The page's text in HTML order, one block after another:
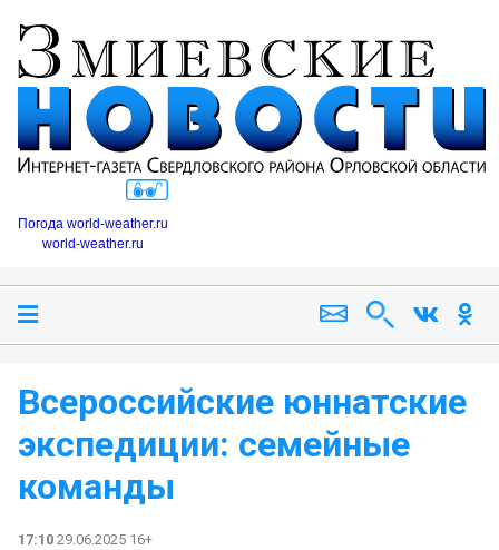
Погода world-weather.ru
world-weather.ru
Всероссийские юннатские
экспедиции: семейные
команды
17:10 29.06.2025 16+